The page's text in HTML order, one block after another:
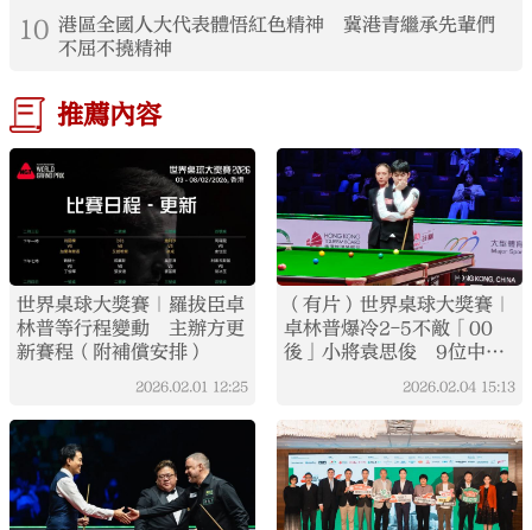
10 港區全國人大代表體悟紅色精神 冀港青繼承先輩們
不屈不撓精神
推薦內容
世界桌球大獎賽｜羅拔臣卓
林普等行程變動 主辦方更
新賽程（附補償安排）
2026.02.01 12:25
（有片）世界桌球大獎賽｜
卓林普爆冷2-5不敵「00
後」小將袁思俊 9位中國
2026.02.04 15:13